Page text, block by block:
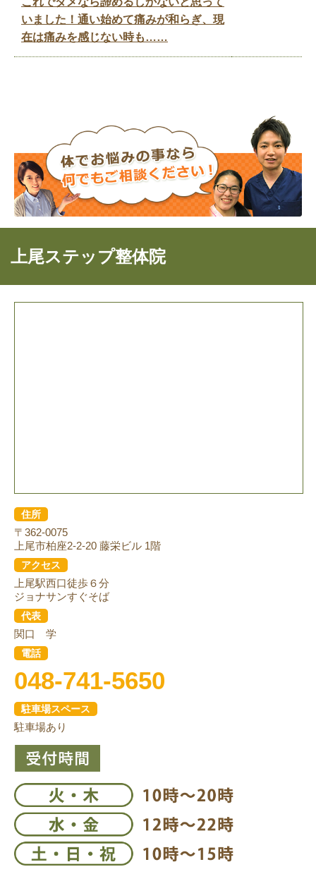
いました！通い始めて痛みが和らぎ、現
在は痛みを感じない時も……
上尾ステップ整体院
住所
〒362-0075
上尾市柏座2-2-20 藤栄ビル 1階
アクセス
上尾駅西口徒歩６分
ジョナサンすぐそば
代表
関口 学
電話
048-741-5650
駐車場スペース
駐車場あり